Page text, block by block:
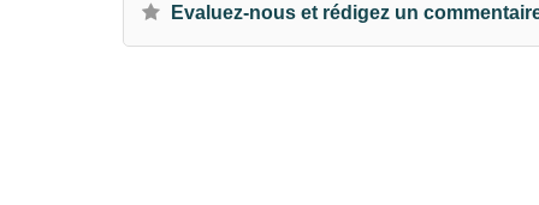
Evaluez-nous et rédigez un